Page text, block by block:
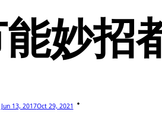
妙招
Jun 13, 2017Oct 29, 2021